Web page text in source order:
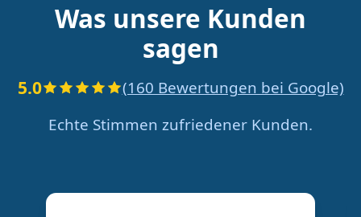
Was unsere Kunden
sagen
5.0
(160 Bewertungen bei Google)
Echte Stimmen zufriedener Kunden.